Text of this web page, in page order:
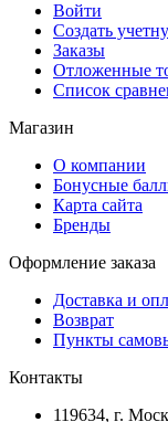
Войти
Создать
Заказы
Отложенные
Список
Магазин
О компании
Бонусные
Карта сайта
Бренды
Оформление заказа
Доставка и
Возврат
Пункты
Контакты
119634, г.